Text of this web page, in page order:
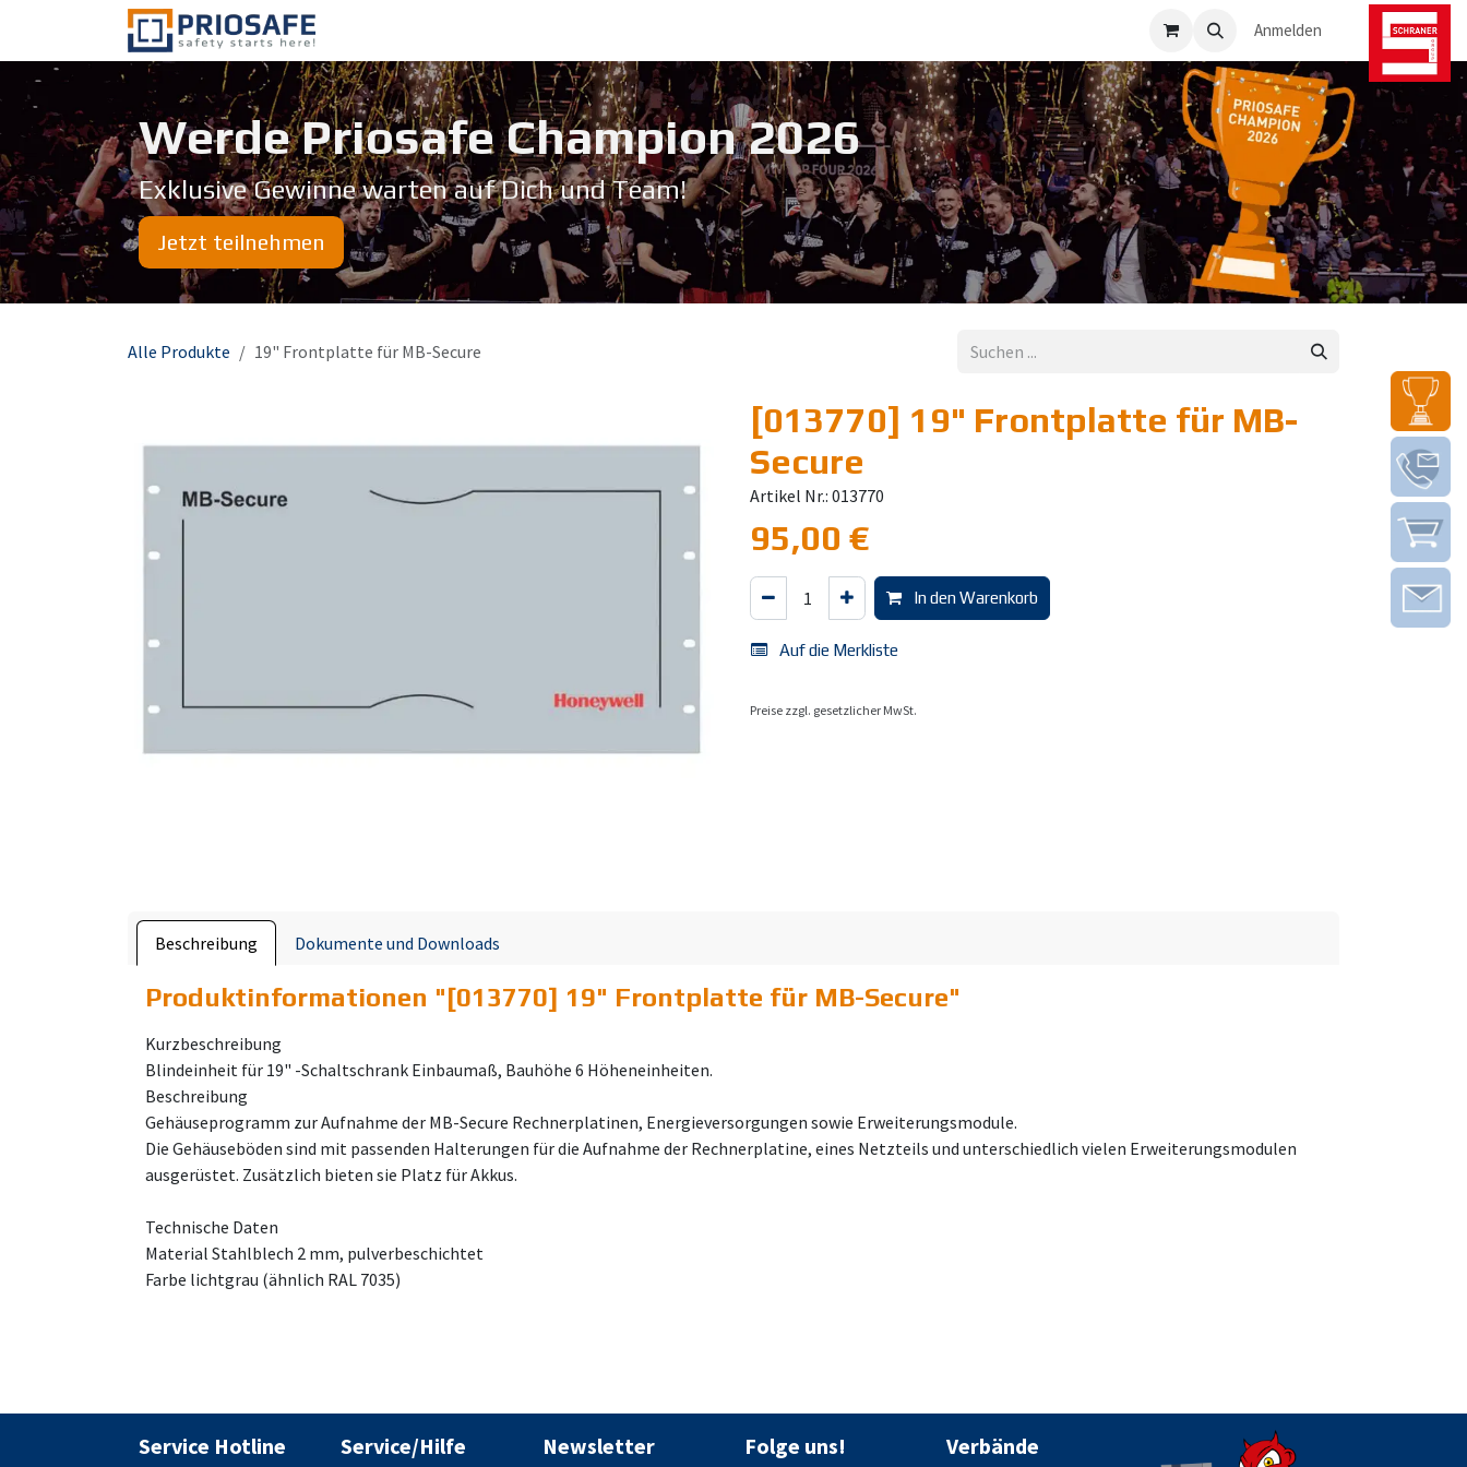
Zum Inhalt springen
Anmelden
Jetzt teilnehmen
Werde Priosafe Champion 20​26
Exklusive Gewinne warten auf Dich und Team!
Alle Produkte 19" Frontplatte für MB-Secure
[013770] 19" Frontplatte für MB-
Secure
Artikel Nr.: 013770
95,00 €
In den Warenkorb
Auf die Merkliste
Preise zzgl. gesetzlicher MwSt.
Beschreibung Dokumente und Downloads
Produktinformationen "[013770] 19" Frontplatte für MB-Secure"
Kurzbeschreibung
Blindeinheit für 19" -Schaltschrank Einbaumaß, Bauhöhe 6 Höheneinheiten.
Beschreibung
Gehäuseprogramm zur Aufnahme der MB-Secure Rechnerplatinen, Energieversorgungen sowie Erweiterungsmodule.
Die Gehäuseböden sind mit passenden Halterungen für die Aufnahme der Rechnerplatine, eines Netzteils und unterschiedlich vielen Erweiterungsmodulen
ausgerüstet. Zusätzlich bieten sie Platz für Akkus.
Technische Daten
Material Stahlblech 2 mm, pulverbeschichtet
Farbe lichtgrau (ähnlich RAL 7035)
Service Hotline Service/Hilfe Newsletter Folge uns! Verbände